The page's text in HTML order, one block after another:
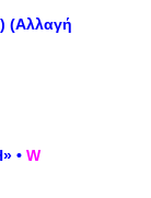
(Αλλαγή
• W